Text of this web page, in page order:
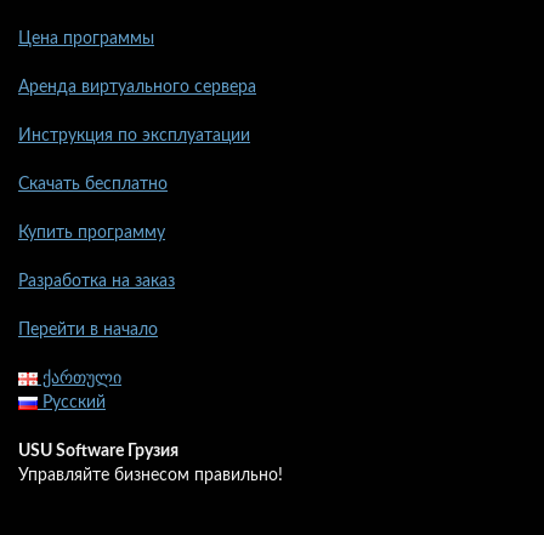
Цена программы
Аренда виртуального сервера
Инструкция по эксплуатации
Скачать бесплатно
Купить программу
Разработка на заказ
Перейти в начало
ქართული
Русский
USU Software Грузия
Управляйте бизнесом правильно!